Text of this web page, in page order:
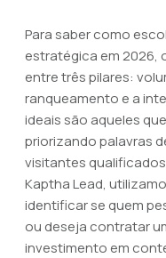
Para saber como
estratégica em 2026,
entre três pilares:
ranqueamento e a
ideais são aqueles
priorizando palavras
visitantes
Kaptha Lead,
identificar se quem
ou deseja contratar
investimento em